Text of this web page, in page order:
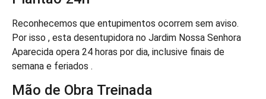
Reconhecemos que entupimentos ocorrem sem aviso.
Por isso , esta desentupidora no Jardim Nossa Senhora
Aparecida opera 24 horas por dia, inclusive finais de
semana e feriados .
Mão de Obra Treinada